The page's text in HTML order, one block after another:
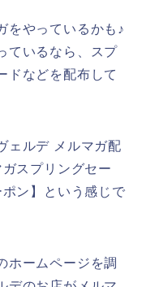
をやっているかも♪
ているなら、スプ
ドなどを配布して
ェルデ メルマガ配
スプリングセー
ン】という感じで
ホームページを調